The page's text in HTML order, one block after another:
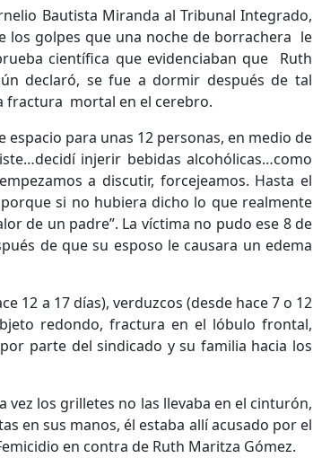
Bautista Miranda al Tribunal Integrado,
los golpes que una noche de borrachera le
científica que evidenciaban que Ruth
declaró, se fue a dormir después de tal
fractura mortal en el cerebro.
para unas 12 personas, en medio de
injerir bebidas alcohólicas…como
a discutir, forcejeamos. Hasta el
si no hubiera dicho lo que realmente
de un padre”. La víctima no pudo ese 8 de
de que su esposo le causara un edema
12 a 17 días), verduzcos (desde hace 7 o 12
redondo, fractura en el lóbulo frontal,
parte del sindicado y su familia hacia los
vez los grilletes no las llevaba en el cinturón,
en sus manos, él estaba allí acusado por el
en contra de Ruth Maritza Gómez.